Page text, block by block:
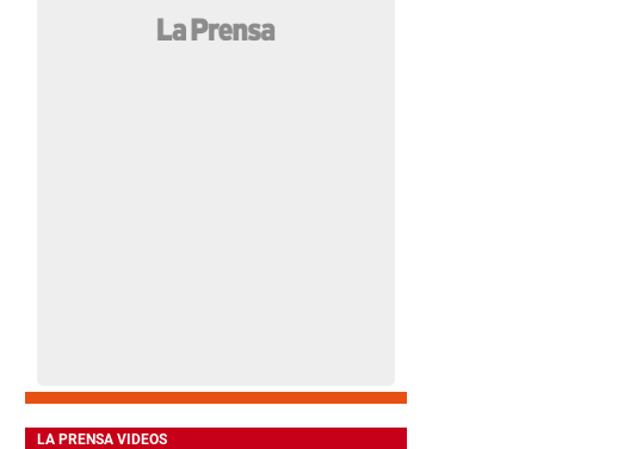
LA PRENSA VIDEOS